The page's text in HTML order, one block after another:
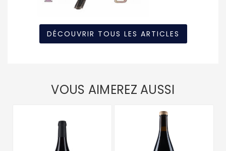
DÉCOUVRIR TOUS LES ARTICLES
VOUS AIMEREZ AUSSI